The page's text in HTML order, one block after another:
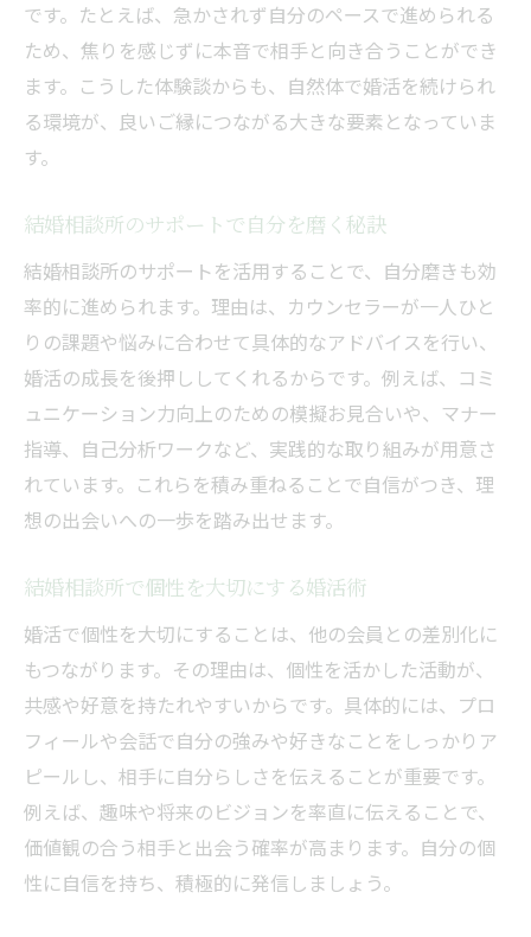
です。たとえば、急かされず自分のペースで進められる
ため、焦りを感じずに本音で相手と向き合うことができ
ます。こうした体験談からも、自然体で婚活を続けられ
る環境が、良いご縁につながる大きな要素となっていま
す。
結婚相談所のサポートで自分を磨く秘訣
結婚相談所のサポートを活用することで、自分磨きも効
率的に進められます。理由は、カウンセラーが一人ひと
りの課題や悩みに合わせて具体的なアドバイスを行い、
婚活の成長を後押ししてくれるからです。例えば、コミ
ュニケーション力向上のための模擬お見合いや、マナー
指導、自己分析ワークなど、実践的な取り組みが用意さ
れています。これらを積み重ねることで自信がつき、理
想の出会いへの一歩を踏み出せます。
結婚相談所で個性を大切にする婚活術
婚活で個性を大切にすることは、他の会員との差別化に
もつながります。その理由は、個性を活かした活動が、
共感や好意を持たれやすいからです。具体的には、プロ
フィールや会話で自分の強みや好きなことをしっかりア
ピールし、相手に自分らしさを伝えることが重要です。
例えば、趣味や将来のビジョンを率直に伝えることで、
価値観の合う相手と出会う確率が高まります。自分の個
性に自信を持ち、積極的に発信しましょう。